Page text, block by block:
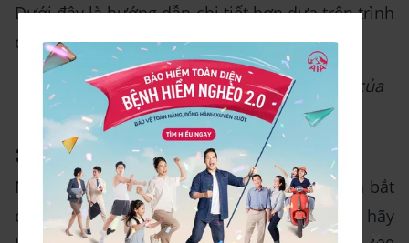
Dưới đây là hướng dẫn chi tiết hơn dựa trên trình
độ tập luyện của người chạy:
Mức Elevation Gain phù hợp vào khả năng của
từng người
3.1 Dành cho người mới bắt đầu
Nếu bạn mới tìm hiểu Elevation Gain là gì và bắt
đầu tập luyện với địa hình có Elevation Gain, hãy
X